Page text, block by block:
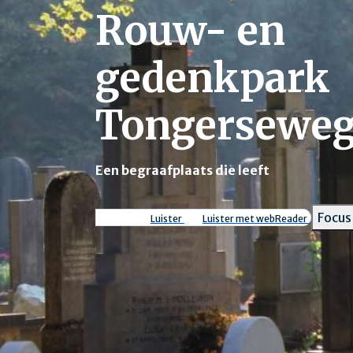
Rouw- en
gedenkpark
Een begraafplaats die leeft
Luister Luister met webReader Focus